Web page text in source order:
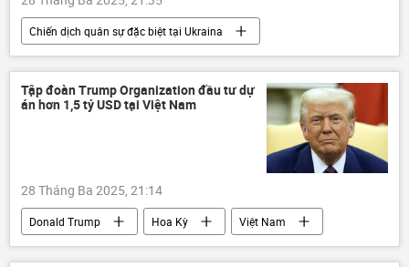
Chiến dịch quân sự đặc biệt tại Ukraina
Nga
Bộ Ngoại giao Nga
Maria Zakharova
Ukraina
Cuộc khủng hoảng ở Ukraina
Tập đoàn Trump Organization đầu tư dự
án hơn 1,5 tỷ USD tại Việt Nam
28 Tháng Ba 2025, 21:14
Donald Trump Hoa Kỳ
Việt Nam
Thế giới
Chính trị
thông tin